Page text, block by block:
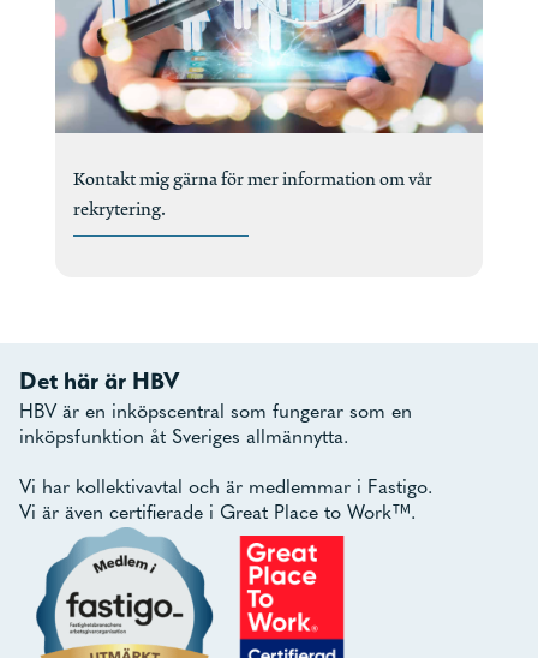
Kontakt mig gärna för mer information om vår
rekrytering.
Det här är HBV
HBV är en inköpscentral som fungerar som en
inköpsfunktion åt Sveriges allmännytta.
Vi har kollektivavtal och är medlemmar i Fastigo.
Vi är även certifierade i Great Place to Work™.